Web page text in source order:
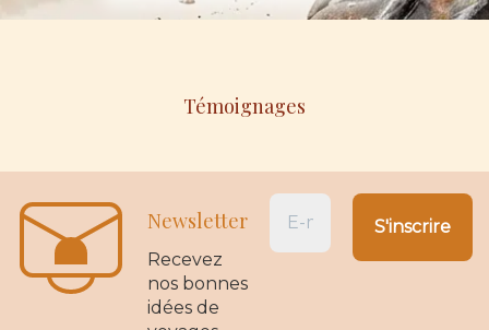
Témoignages
Newsletter
Recevez
nos bonnes
idées de